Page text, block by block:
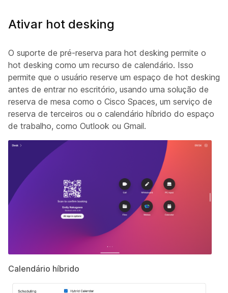
Ativar hot desking
O suporte de pré-reserva para hot desking permite o
hot desking como um recurso de calendário. Isso
permite que o usuário reserve um espaço de hot desking
antes de entrar no escritório, usando uma solução de
reserva de mesa como o Cisco Spaces, um serviço de
reserva de terceiros ou o calendário híbrido do espaço
de trabalho, como Outlook ou Gmail.
Calendário híbrido